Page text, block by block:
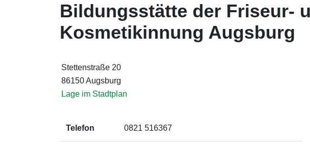
Bildungsstätte der Friseur-
Kosmetikinnung Augsburg
Stettenstraße 20
86150 Augsburg
Lage im Stadtplan
Telefon 0821 516367